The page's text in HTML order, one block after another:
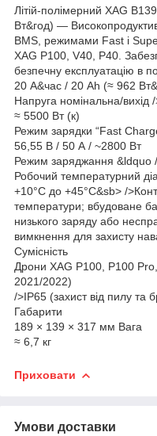
Літій-полімерний XAG
Вт&год) —
BMS, режимами Fast і
XAG P100, V40, P40.
безпечну експлуатацію в
20 А&час / 20 Ah (≈ 962
Напруга номінальна/вихід
≈ 5500 Вт (к)
Режим зарядки “Fast
56,55 В / 50 А / ~2800 Вт
Режим заряджання &ldquo
Робочий температурний
+10°C до +45°C&sb> />
температури; вбудоване
низького заряду або
вимкнення для захисту
Сумісність
Дрони XAG P100, P100 Pro,
2021/2022)
/>IP65 (захист від пилу та
Габарити
189 × 139 × 317 мм Вага
≈ 6,7 кг
Приховати
Умови доставки